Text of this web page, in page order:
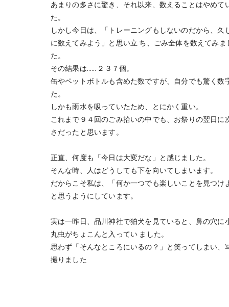
あまりの多さに驚き、それ以来、数えることはやめて
た。
しかし今日は、「トレーニングもしないのだから、久
に数えてみよう」と思い立 ち、ごみ全体を数えてみま
た。
その結果は…… ２３７個。
缶やペットボトルも含めた数ですが、自分でも驚く数
た。
しかも雨水を吸っていたため、とにかく重い。
これまで９４回のごみ拾いの中でも、お祭りの翌日に
さだったと思います。
正直、何度も「今日は大変だな」と感じました。
そんな時、人はどうしても下を向いてしまいます。
だからこそ私は、「何か一つでも楽しいことを見つけ
と思うようにしています。
実は一昨日、品川神社で狛犬を見ていると、鼻の穴に
丸虫がちょこんと入ってい ました。
思わず「そんなところにいるの？」と笑ってしまい、
撮りました